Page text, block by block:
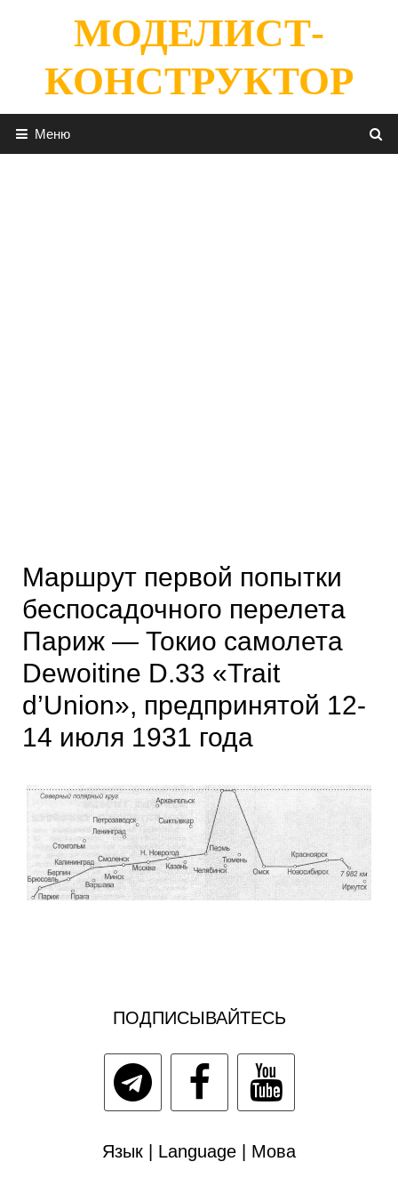
содержимомуМОДЕЛИСТ-
КОНСТРУКТОР
Меню
Маршрут первой попытки
беспосадочного перелета
Париж — Токио самолета
Dewoitine D.33 «Trait
d’Union», предпринятой 12-
14 июля 1931 года
ПОДПИСЫВАЙТЕСЬ
Язык | Language | Мова